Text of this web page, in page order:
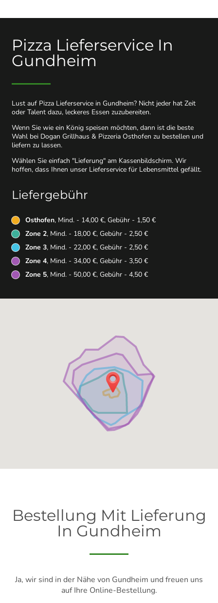
Pizza Lieferservice In
Gundheim
Lust auf Pizza Lieferservice in Gundheim? Nicht jeder hat Zeit
oder Talent dazu, leckeres Essen zuzubereiten.
Wenn Sie wie ein König speisen möchten, dann ist die beste
Wahl bei Dogan Grillhaus & Pizzeria Osthofen zu bestellen und
liefern zu lassen.
Wählen Sie einfach "Lieferung" am Kassenbildschirm. Wir
hoffen, dass Ihnen unser Lieferservice für Lebensmittel gefällt.
Liefergebühr
Osthofen, Mind. - 14,00 €, Gebühr - 1,50 €
Zone 2, Mind. - 18,00 €, Gebühr - 2,50 €
Zone 3, Mind. - 22,00 €, Gebühr - 2,50 €
Zone 4, Mind. - 34,00 €, Gebühr - 3,50 €
Zone 5, Mind. - 50,00 €, Gebühr - 4,50 €
Bestellung Mit Lieferung
In Gundheim
Ja, wir sind in der Nähe von Gundheim und freuen uns
auf Ihre Online-Bestellung.